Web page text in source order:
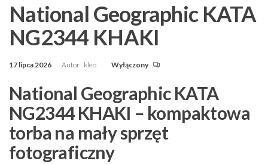
National Geographic KATA
NG2344 KHAKI
17 lipca 2026 Autor kleo Wyłączony
National Geographic KATA
NG2344 KHAKI – kompaktowa
torba na mały sprzęt
fotograficzny